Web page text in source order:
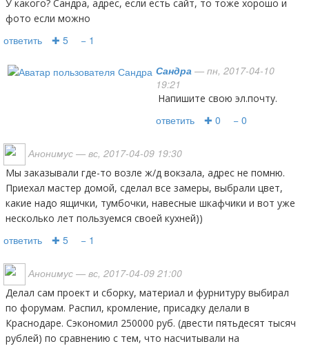
У какого? Сандра, адрес, если есть сайт, то тоже хорошо и
фото если можно
ответить ✚ 5 − 1
Сандра — пн, 2017-04-10
19:21
Напишите свою эл.почту.
ответить ✚ 0 − 0
Анонимус — вс, 2017-04-09 19:30
Мы заказывали где-то возле ж/д вокзала, адрес не помню.
Приехал мастер домой, сделал все замеры, выбрали цвет,
какие надо ящички, тумбочки, навесные шкафчики и вот уже
несколько лет пользуемся своей кухней))
ответить ✚ 5 − 1
Анонимус — вс, 2017-04-09 21:00
Делал сам проект и сборку, материал и фурнитуру выбирал
по форумам. Распил, кромление, присадку делали в
Краснодаре. Сэкономил 250000 руб. (двести пятьдесят тысяч
рублей) по сравнению с тем, что насчитывали на